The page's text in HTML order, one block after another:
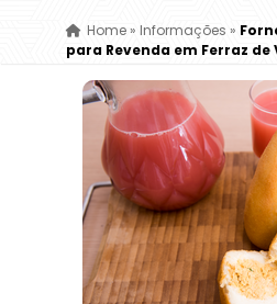
Home» Informações »
para Revenda em Ferraz de